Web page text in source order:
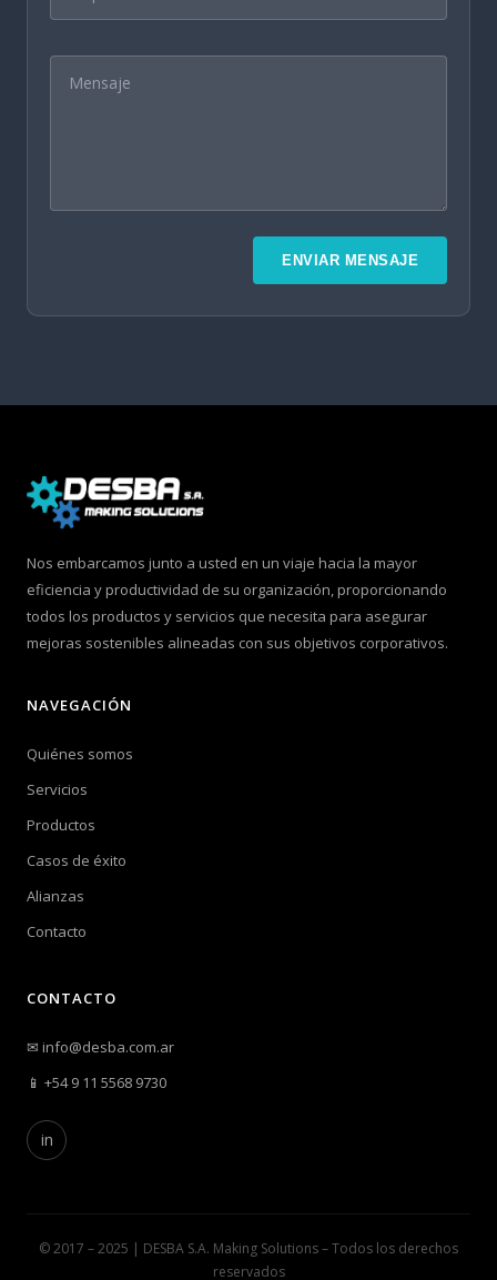
ENVIAR MENSAJE
Nos embarcamos junto a usted en un viaje hacia la mayor
eficiencia y productividad de su organización, proporcionando
todos los productos y servicios que necesita para asegurar
mejoras sostenibles alineadas con sus objetivos corporativos.
NAVEGACIÓN
Quiénes somos
Servicios
Productos
Casos de éxito
Alianzas
Contacto
CONTACTO
✉ info@desba.com.ar
📱 +54 9 11 5568 9730
in
© 2017 – 2025 | DESBA S.A. Making Solutions – Todos los derechos
reservados